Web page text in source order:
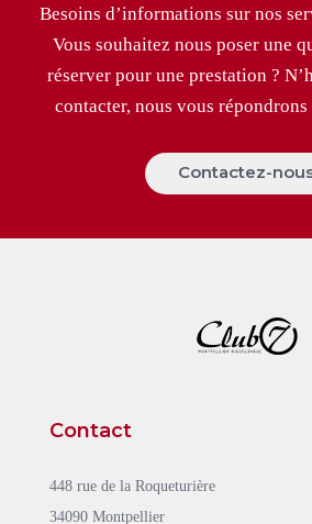
Besoins d’informations sur nos
Vous souhaitez nous poser une
réserver pour une prestation ?
contacter, nous vous répondrons
Contactez-
Contact
448 rue de la Roqueturière
34090 Montpellier